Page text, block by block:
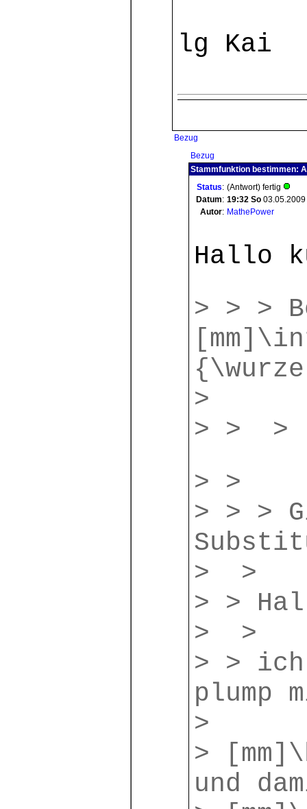
lg Kai
Bezug
Bezug
Stammfunktion bestimmen:
Status: (Antwort) fertig
Datum: 19:32 So 03.05.2009
Autor: MathePower
Hallo
> > >
>
> >
> >
> > >
> >
> >
> >
> >
plump
>
>
und